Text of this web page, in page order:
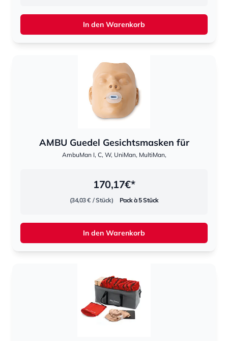
In den Warenkorb
AMBU Guedel Gesichtsmasken für
AmbuMan I, C, W, UniMan, MultiMan,
170,17€*
(34,03 € / Stück) Pack à 5 Stück
In den Warenkorb